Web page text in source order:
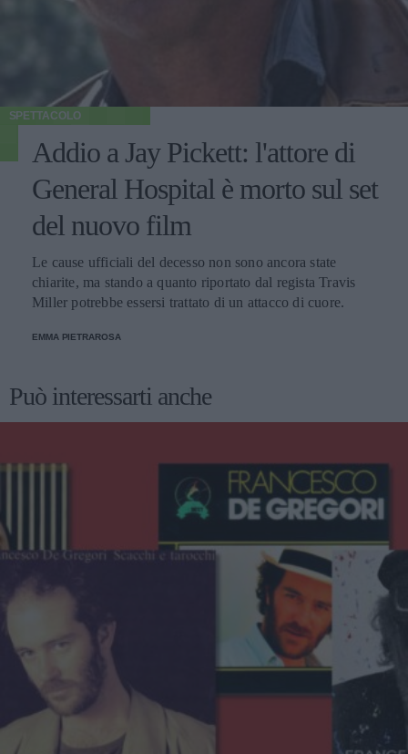
SPETTACOLO
Addio a Jay Pickett: l'attore di
General Hospital è morto sul set
del nuovo film
Le cause ufficiali del decesso non sono ancora state
chiarite, ma stando a quanto riportato dal regista Travis
Miller potrebbe essersi trattato di un attacco di cuore.
EMMA PIETRAROSA
Può interessarti anche